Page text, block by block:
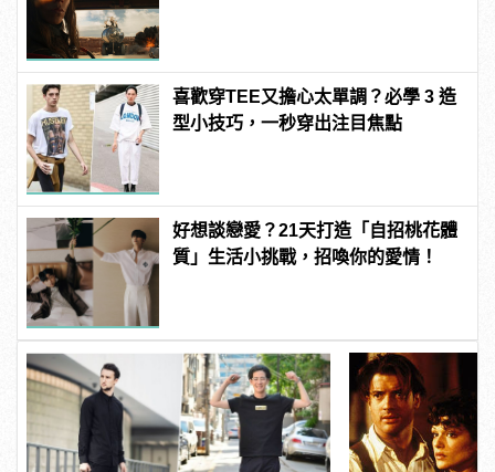
喜歡穿TEE又擔心太單調？必學 3 造
型小技巧，一秒穿出注目焦點
好想談戀愛？21天打造「自招桃花體
質」生活小挑戰，招喚你的愛情！